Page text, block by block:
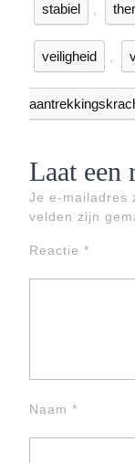
stabiel
veiligheid
Laat een
Je e-mailadres
velden zijn
Reactie *
Naam *